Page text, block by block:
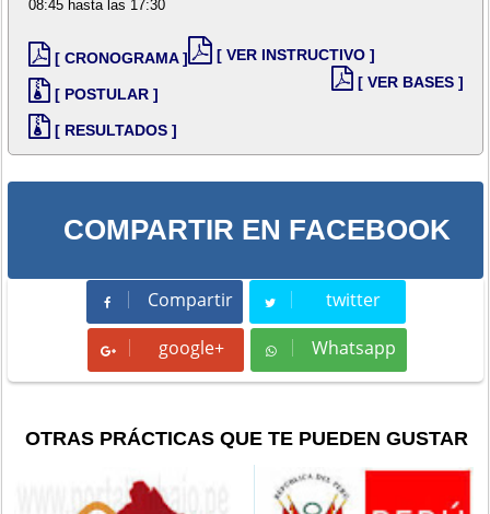
08:45 hasta las 17:30
[ CRONOGRAMA ]
[ POSTULAR ]
[ RESULTADOS ]
[ VER INSTRUCTIVO ]
[ VER BASES ]
COMPARTIR EN FACEBOOK
Compartir
Compartir twitter
Tweet
google+ Whatsapp
Whatsapp
OTRAS PRÁCTICAS QUE TE PUEDEN GUSTAR